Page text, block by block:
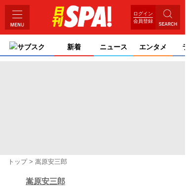
ログイン
会員登録
サブスク 新着 ニュース エンタメ
トップ 嵩原安三郎
嵩原安三郎